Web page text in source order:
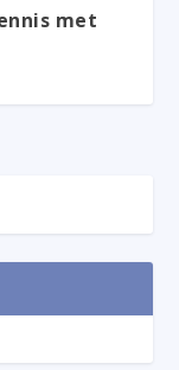
met